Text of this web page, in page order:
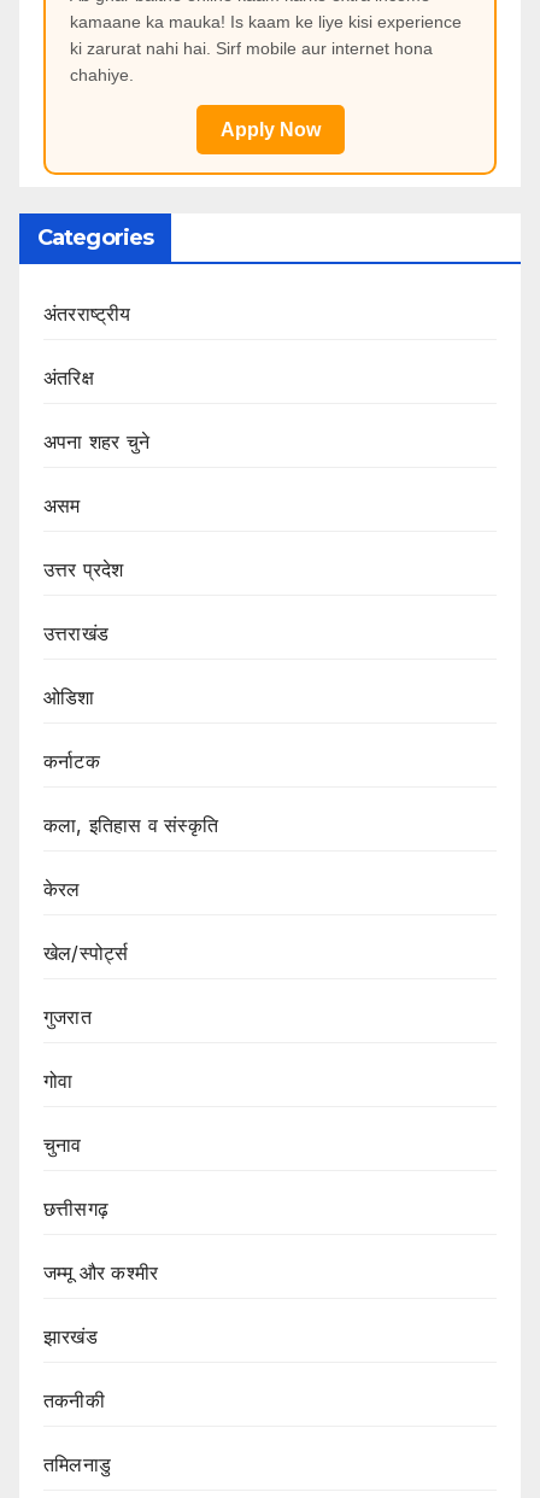
kamaane ka mauka! Is kaam ke liye kisi experience
ki zarurat nahi hai. Sirf mobile aur internet hona
chahiye.
Apply Now
Categories
अंतरराष्ट्रीय
अंतरिक्ष
अपना शहर चुने
असम
उत्तर प्रदेश
उत्तराखंड
ओडिशा
कर्नाटक
कला, इतिहास व संस्कृति
केरल
खेल/स्पोर्ट्स
गुजरात
गोवा
चुनाव
छत्तीसगढ़
जम्मू और कश्मीर
झारखंड
तकनीकी
तमिलनाडु